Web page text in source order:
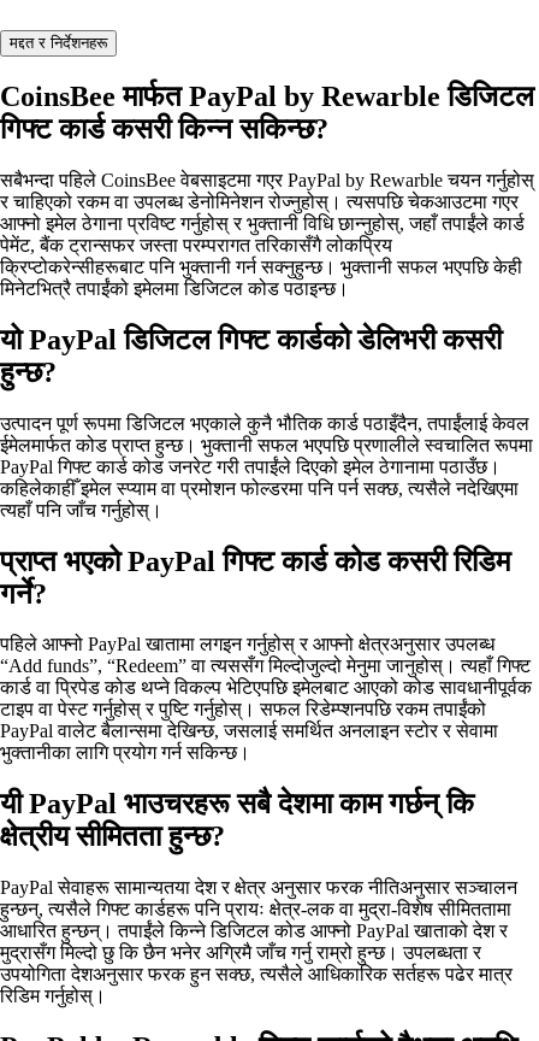
मद्दत र निर्देशनहरू
CoinsBee मार्फत PayPal by Rewarble डिजिटल
गिफ्ट कार्ड कसरी किन्न सकिन्छ?
सबैभन्दा पहिले CoinsBee वेबसाइटमा गएर PayPal by Rewarble चयन गर्नुहोस्
र चाहिएको रकम वा उपलब्ध डेनोमिनेशन रोज्नुहोस्। त्यसपछि चेकआउटमा गएर
आफ्नो इमेल ठेगाना प्रविष्ट गर्नुहोस् र भुक्तानी विधि छान्नुहोस्, जहाँ तपाईंले कार्ड
पेमेंट, बैंक ट्रान्सफर जस्ता परम्परागत तरिकासँगै लोकप्रिय
क्रिप्टोकरेन्सीहरूबाट पनि भुक्तानी गर्न सक्नुहुन्छ। भुक्तानी सफल भएपछि केही
मिनेटभित्रै तपाईंको इमेलमा डिजिटल कोड पठाइन्छ।
यो PayPal डिजिटल गिफ्ट कार्डको डेलिभरी कसरी
हुन्छ?
उत्पादन पूर्ण रूपमा डिजिटल भएकाले कुनै भौतिक कार्ड पठाइँदैन, तपाईंलाई केवल
ईमेलमार्फत कोड प्राप्त हुन्छ। भुक्तानी सफल भएपछि प्रणालीले स्वचालित रूपमा
PayPal गिफ्ट कार्ड कोड जनरेट गरी तपाईंले दिएको इमेल ठेगानामा पठाउँछ।
कहिलेकाहीँ इमेल स्प्याम वा प्रमोशन फोल्डरमा पनि पर्न सक्छ, त्यसैले नदेखिएमा
त्यहाँ पनि जाँच गर्नुहोस्।
प्राप्त भएको PayPal गिफ्ट कार्ड कोड कसरी रिडिम
गर्ने?
पहिले आफ्नो PayPal खातामा लगइन गर्नुहोस् र आफ्नो क्षेत्रअनुसार उपलब्ध
“Add funds”, “Redeem” वा त्यससँग मिल्दोजुल्दो मेनुमा जानुहोस्। त्यहाँ गिफ्ट
कार्ड वा प्रिपेड कोड थप्ने विकल्प भेटिएपछि इमेलबाट आएको कोड सावधानीपूर्वक
टाइप वा पेस्ट गर्नुहोस् र पुष्टि गर्नुहोस्। सफल रिडेम्प्शनपछि रकम तपाईंको
PayPal वालेट बैलान्समा देखिन्छ, जसलाई समर्थित अनलाइन स्टोर र सेवामा
भुक्तानीका लागि प्रयोग गर्न सकिन्छ।
यी PayPal भाउचरहरू सबै देशमा काम गर्छन् कि
क्षेत्रीय सीमितता हुन्छ?
PayPal सेवाहरू सामान्यतया देश र क्षेत्र अनुसार फरक नीतिअनुसार सञ्चालन
हुन्छन्, त्यसैले गिफ्ट कार्डहरू पनि प्रायः क्षेत्र‑लक वा मुद्रा‑विशेष सीमिततामा
आधारित हुन्छन्। तपाईंले किन्ने डिजिटल कोड आफ्नो PayPal खाताको देश र
मुद्रासँग मिल्दो छु कि छैन भनेर अग्रिमै जाँच गर्नु राम्रो हुन्छ। उपलब्धता र
उपयोगिता देशअनुसार फरक हुन सक्छ, त्यसैले आधिकारिक सर्तहरू पढेर मात्र
रिडिम गर्नुहोस्।